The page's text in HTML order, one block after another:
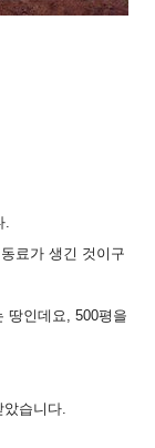
.
료가 생긴 것이구
땅인데요, 500평을
습니다.